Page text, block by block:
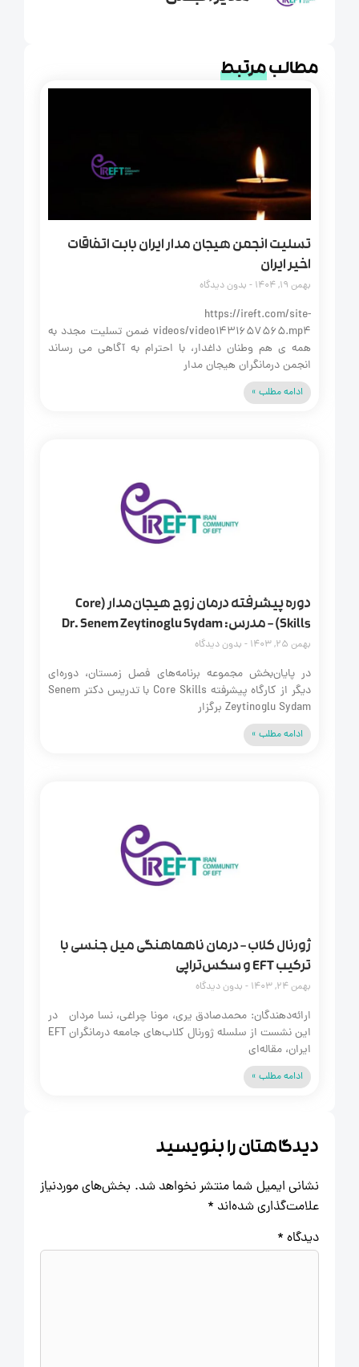
مطالبمرتبط
تسلیت انجمن هیجان مدار ایران بابت اتفاقات
اخیر ایران
بدون دیدگاه
https://ireft.com/site-
videos/video1431657565.mp4 ضمن تسلیت مجدد به
همه‌ ی هم‌ وطنان داغدار، با احترام به آگاهی می‌ رساند
انجمن درمانگران هیجان‌ مدار
ادامه مطلب »
دوره پیشرفته درمان زوج هیجان‌مدار (Core
بدون دیدگاه
در پایان‌بخش مجموعه برنامه‌های فصل زمستان، دوره‌ای
دیگر از کارگاه پیشرفته Core Skills با تدریس دکتر Senem
Zeytinoglu Sydam برگزار
ادامه مطلب »
ژورنال کلاب – درمان ناهماهنگی میل جنسی با
ترکیب EFT و سکس‌تراپی
بدون دیدگاه
ارائه‌دهندگان: محمدصادق یری، مونا چراغی، نسا مردان در
این نشست از سلسله ژورنال کلاب‌های جامعه درمانگران EFT
ایران، مقاله‌ای
ادامه مطلب »
دیدگاهتان را بنویسید
نشانی ایمیل شما منتشر نخواهد شد.بخش‌های موردنیاز
علامت‌گذاری شده‌اند*
*